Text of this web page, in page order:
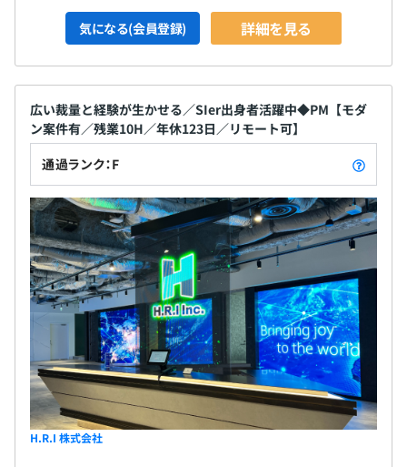
気になる(会員登録) 詳細を見る
広い裁量と経験が生かせる／SIer出身者活躍中◆PM【モダ
ン案件有／残業10H／年休123日／リモート可】
通過ランク：F
H.R.I 株式会社